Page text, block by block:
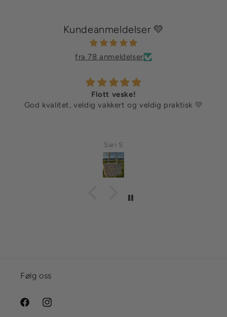
Kundeanmeldelser 💛
fra 78 anmeldelser
Flott veske!
God kvalitet, veldig vakkert og veldig praktisk 💛
Sari S
Følg oss
FacebookInstagram